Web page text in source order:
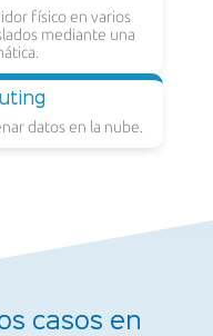
físico en varios
mediante una
datos en la nube.
casos en